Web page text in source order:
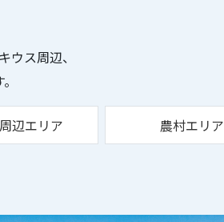
ス周辺、
辺エリア 農村エリア